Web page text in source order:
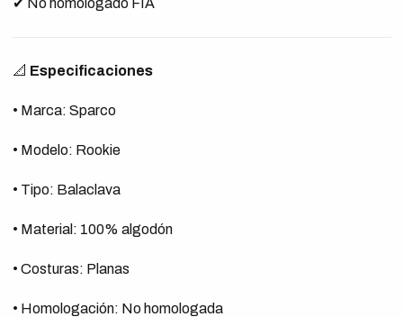
✔ No homologado FIA
📐 Especificaciones
• Marca: Sparco
• Modelo: Rookie
• Tipo: Balaclava
• Material: 100% algodón
• Costuras: Planas
• Homologación: No homologada